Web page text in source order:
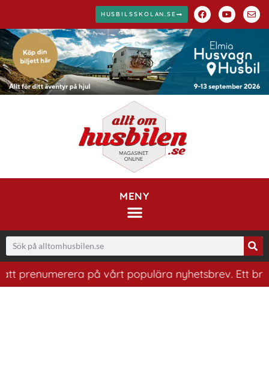
HUSBILSSKOLAN.SE
MENY
på vårt populära nyhetsbrev. Ett bra sätt